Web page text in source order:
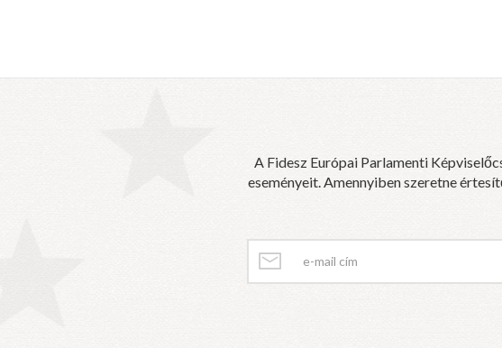
A Fidesz Európai Parlamenti
eseményeit. Amennyiben szeretne